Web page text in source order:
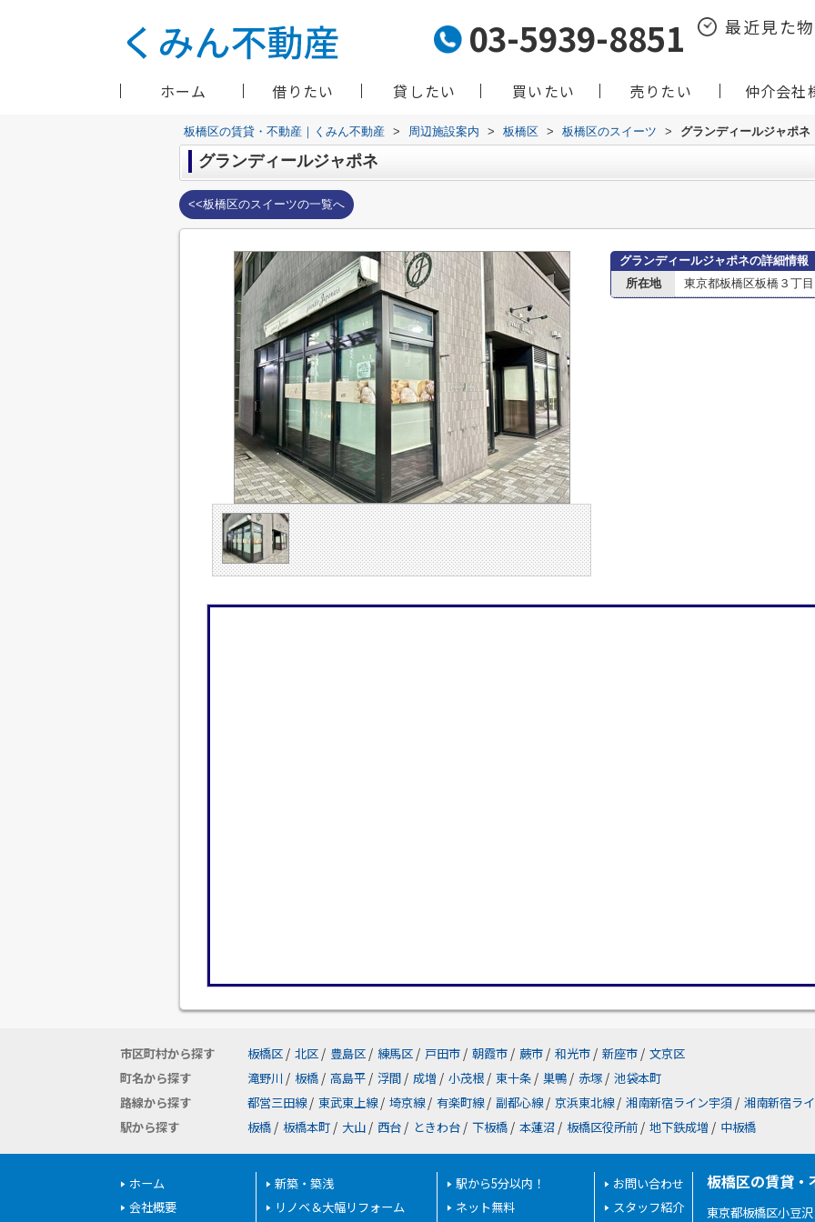
03-5939-8851 最近見た
ホーム 借りたい 貸したい 買いたい 売りたい 仲介会社
板橋区の賃貸・不動産｜くみん不動産 > 周辺施設案内 > 板橋区 > 板橋区のスイーツ > グランディールジャポネ
グランディールジャポネ
<<板橋区のスイーツの一覧へ
グランディールジャポネの詳細情報
所在地
東京都板橋区板橋３丁
市区町村から探す 板橋区 / 北区 / 豊島区 / 練馬区 / 戸田市 / 朝霞市 / 蕨市 / 和光市 / 新座市 / 文京区
町名から探す
滝野川 / 板橋 / 高島平 / 浮間 / 成増 / 小茂根 / 東十条 / 巣鴨 / 赤塚 / 池袋本町
路線から探す
都営三田線 / 東武東上線 / 埼京線 / 有楽町線 / 副都心線 / 京浜東北線 / 湘南新宿ライン宇須 / 湘南新宿ラ
駅から探す
板橋 / 板橋本町 / 大山 / 西台 / ときわ台 / 下板橋 / 本蓮沼 / 板橋区役所前 / 地下鉄成増 / 中板橋
ホーム
会社概要
新築・築浅
リノベ＆大幅リフォーム
駅から5分以内！
ネット無料
お問い合わせ
スタッフ紹介
板橋区の賃貸・
東京都板橋区小豆